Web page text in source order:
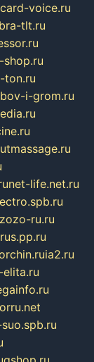
card-voice.ru
tlt.ru
shop.ru
ton.ru
i-grom.ru
net-life.net.ru
ru.ru
ia2.ru